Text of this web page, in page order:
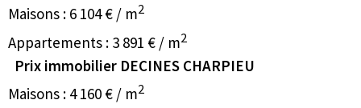
Maisons : 6 104 € / m2
Appartements : 3 891 € / m2
Prix immobilier DECINES CHARPIEU
Maisons : 4 160 € / m2